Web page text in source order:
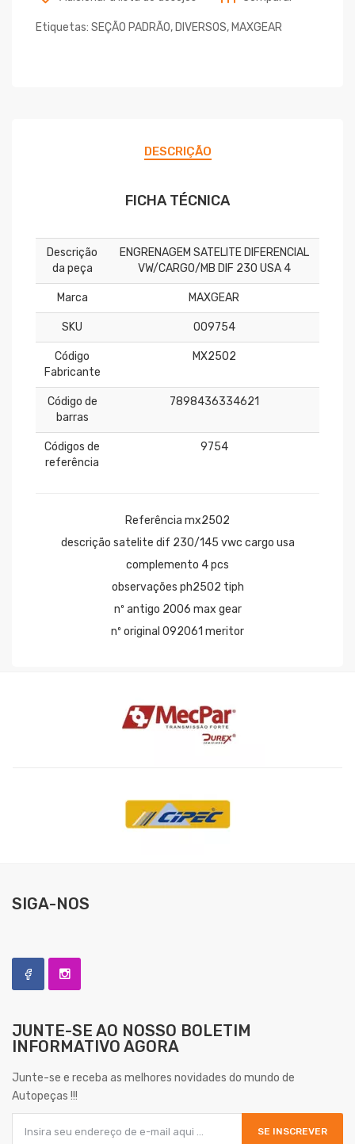
Etiquetas: SEÇÃO PADRÃO, DIVERSOS, MAXGEAR
DESCRIÇÃO
FICHA TÉCNICA
Descrição
da peça
ENGRENAGEM SATELITE DIFERENCIAL
VW/CARGO/MB DIF 230 USA 4
Marca MAXGEAR
SKU 009754
Código
Fabricante
MX2502
Código de
barras
7898436334621
Códigos de
referência
9754
Referência mx2502
descrição satelite dif 230/145 vwc cargo usa
complemento 4 pcs
observações ph2502 tiph
nº antigo 2006 max gear
nº original 092061 meritor
SIGA-NOS
JUNTE-SE AO NOSSO BOLETIM
INFORMATIVO AGORA
Junte-se e receba as melhores novidades do mundo de
Autopeças !!!
SE INSCREVER